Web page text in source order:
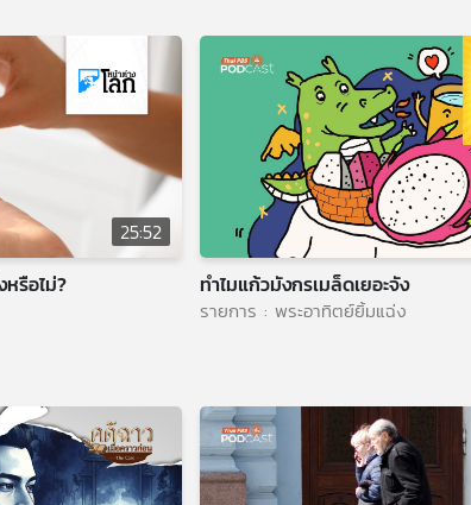
25:52
รือไม่?
ทำไมแก้วมังกรเมล็ดเยอะจัง
รายการ : พระอาทิตย์ยิ้มแฉ่ง